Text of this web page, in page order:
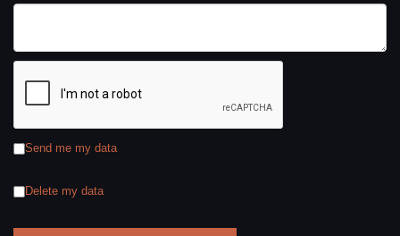
Send me my data
Delete my data